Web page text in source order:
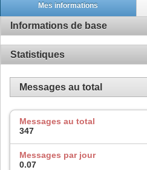
Mes informations
Informations de base
Statistiques
Messages au total
Messages au total
347
Messages par jour
0.07